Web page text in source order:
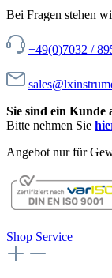
Bei Fragen stehen
+49(0)7032 /
Sie sind ein Kunde
Bitte nehmen Sie
Angebot nur für
Shop Service